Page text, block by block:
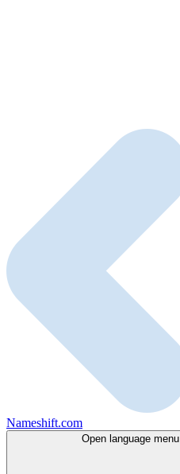
Nameshift.com
Open language menu